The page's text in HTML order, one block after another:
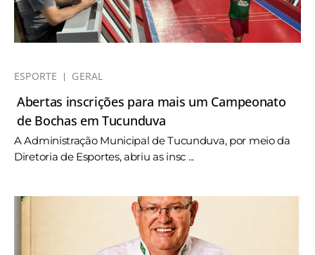
ESPORTE GERAL
Abertas inscrições para mais um Campeonato
de Bochas em Tucunduva
A Administração Municipal de Tucunduva, por meio da
Diretoria de Esportes, abriu as insc ...